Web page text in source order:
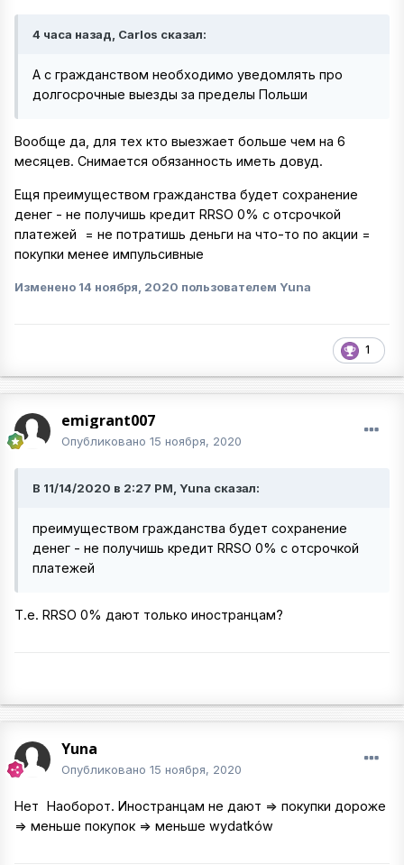
4 часа назад, Carlos сказал:
А с гражданством необходимо уведомлять про
долгосрочные выезды за пределы Польши
Вообще да, для тех кто выезжает больше чем на 6
месяцев. Снимается обязанность иметь довуд.
Ещя преимуществом гражданства будет сохранение
денег - не получишь кредит RRSO 0% с отсрочкой
платежей
= не потратишь деньги на что-то по акции =
покупки менее импульсивные
Изменено 14 ноября, 2020 пользователем Yuna
1
emigrant007
Опубликовано 15 ноября, 2020
В 11/14/2020 в 2:27 PM, Yuna сказал:
преимуществом гражданства будет сохранение
денег - не получишь кредит RRSO 0% с отсрочкой
платежей
Т.е. RRSO 0% дают только иностранцам?
Yuna
Опубликовано 15 ноября, 2020
Нет Наоборот. Иностранцам не дают => покупки дороже
=> меньше покупок => меньше wydatków